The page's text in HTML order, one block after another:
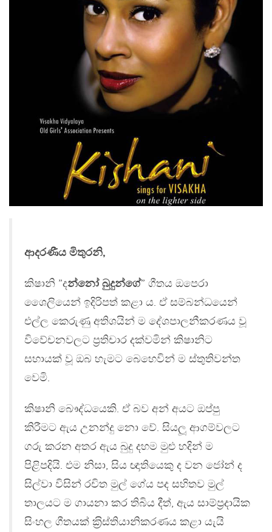
ආදරණීය මිතුරනි,
කිෂානි ”දන්නෝ බුදුන්ගේ” ගීතය ඔපෙරා
ශෛලියෙන් ඉදිරිපත් කළා ය. ඒ සම්බන්ධයෙන්
එල්ල කෙරුණු අතිශයින් ම දේශපාලනීකරණය වූ
විවේචනවලට ප‍්‍රතිචාර දක්වමින් කිෂානිට
සහායක් වූ ඔබ හැමට බෙහෙවින් ම ස්තුතිවන්ත
වෙමි.
කිෂානි බෞද්ධයෙකි. ඒ බව අන් අයට ඔප්පු
කිරීමට ඇය උනන්දු නො වේ. සියලූ ආගම්වලට
ගරු කරන අතර ඇය බුදු දහම මුළු හදින් ම
පිළිපදියි. එම නිසා, සිය ඥාතියෙකු ද වන ජෝන් ද
සිල්වා විසින් රචිත මුල් ගේය පද සහිතව මුල්
තාලයට ම ගායනා කර තිබිය දීත්, ඇය සාම්ප‍්‍රදායික
සිංහල ගීතයක් ක‍්‍රිස්තියානිකරණය කළා යැයි